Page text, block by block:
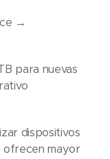
→
para nuevas
dispositivos
ofrecen mayor